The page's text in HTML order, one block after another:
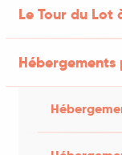
Le Tour du Lot